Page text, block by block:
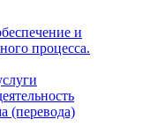
и
процесса.
(перевода)